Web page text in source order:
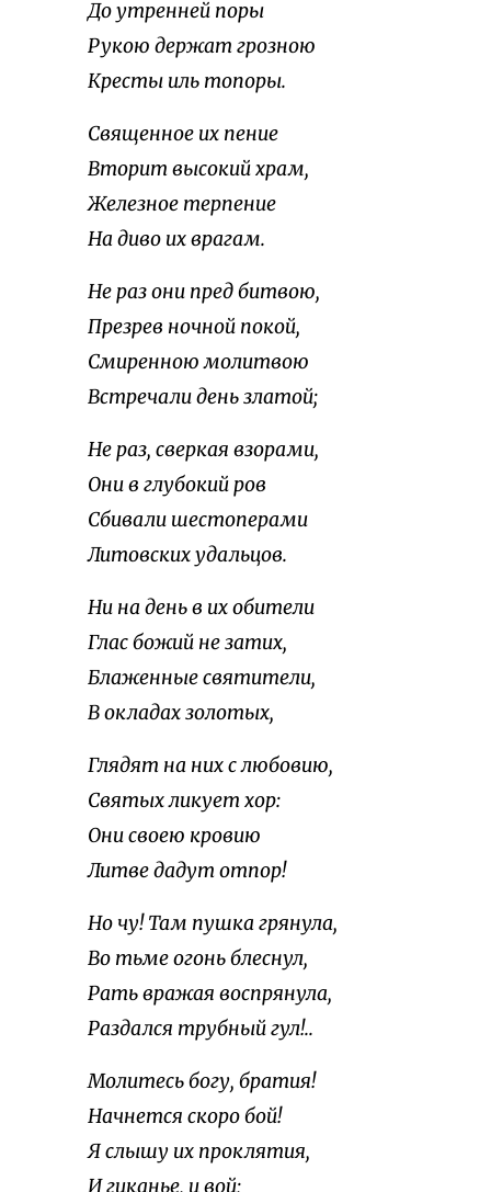
До утренней поры
Рукою держат грозною
Кресты иль топоры.
Священное их пение
Вторит высокий храм,
Железное терпение
На диво их врагам.
Не раз они пред битвою,
Презрев ночной покой,
Смиренною молитвою
Встречали день златой;
Не раз, сверкая взорами,
Они в глубокий ров
Сбивали шестоперами
Литовских удальцов.
Ни на день в их обители
Глас божий не затих,
Блаженные святители,
В окладах золотых,
Глядят на них с любовию,
Святых ликует хор:
Они своею кровию
Литве дадут отпор!
Но чу! Там пушка грянула,
Во тьме огонь блеснул,
Рать вражая воспрянула,
Раздался трубный гул!..
Молитесь богу, братия!
Начнется скоро бой!
Я слышу их проклятия,
И гиканье, и вой;